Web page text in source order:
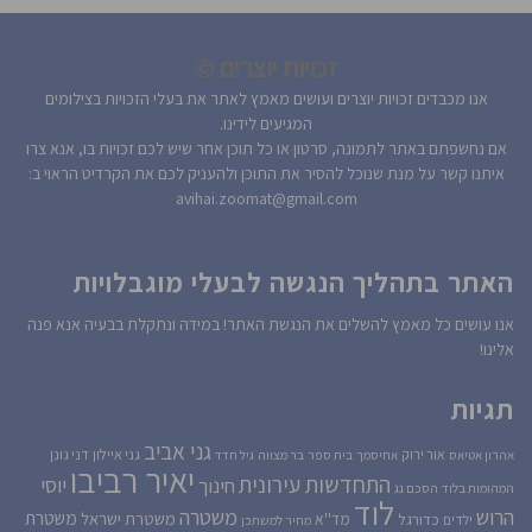
אנו מכבדים זכויות יוצרים ועושים מאמץ לאתר את בעלי הזכויות בצילומים
המגיעים לידינו.
אם נחשפתם באתר לתמונה, סרטון או כל תוכן אחר שיש לכם זכויות בו, אנא צרו
איתנו קשר על מנת שנוכל להסיר את התוכן ולהעניק לכם את הקרדיט הראוי ב:
avihai.zoomat@gmail.com
האתר בתהליך הנגשה לבעלי מוגבלויות
אנו עושים כל מאמץ להשלים את הנגשת האתר! במידה ונתקלת בבעיה אנא פנה
אלינו!
תגיות
אהרון אטיאס אור ירוק אחיסמך בית ספר בר מצווה גיל חדד גני אביב גני איילון דני גונן
המהומות בלוד הסכם גג התחדשות עירוניתחינוך יאיר רביבו יוסי
הרוש ילדים כדורגל לוד מד''א מחיר למשתכן משטרה משטרת ישראל משטרת